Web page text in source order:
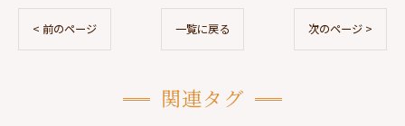
< 前のページ 一覧に戻る 次のページ >
関連タグ